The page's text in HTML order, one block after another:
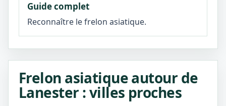
Guide complet
Reconnaître le frelon asiatique.
Frelon asiatique autour de
Lanester : villes proches